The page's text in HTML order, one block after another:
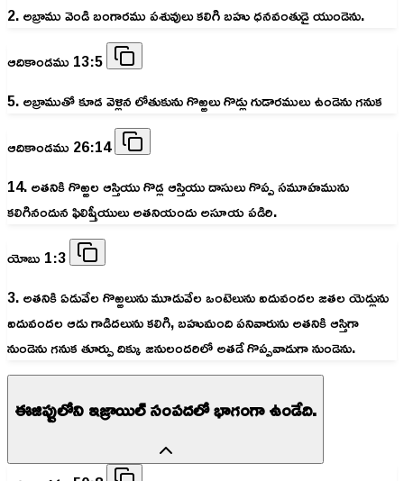
2. అబ్రాము వెండి బంగారము పశువులు కలిగి బహు ధనవంతుడై యుండెను.
ఆదికాండము 13:5
5. అబ్రాముతో కూడ వెళ్లిన లోతుకును గొఱ్ఱలు గొడ్లు గుడారములు ఉండెను గనుక
ఆదికాండము 26:14
14. అతనికి గొఱ్ఱల ఆస్తియు గొడ్ల ఆస్తియు దాసులు గొప్ప సమూహమును
కలిగినందున ఫిలిష్తీయులు అతనియందు అసూయ పడిరి.
యోబు 1:3
3. అతనికి ఏడువేల గొఱ్ఱలును మూడువేల ఒంటెలును ఐదువందల జతల యెడ్లును
ఐదువందల ఆడు గాడిదలును కలిగి, బహుమంది పనివారును అతనికి ఆస్తిగా
నుండెను గనుక తూర్పు దిక్కు జనులందరిలో అతడే గొప్పవాడుగా నుండెను.
ఈజిప్టులోని ఇజ్రాయిల్ సంపదలో భాగంగా ఉండేది.